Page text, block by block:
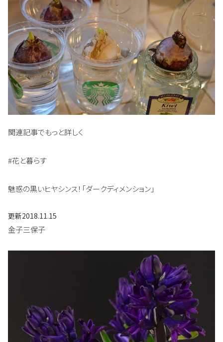
関連記事でもっと詳しく
#花と暮らす
魅惑の黒いヒヤシンス！「ダークディメンション」
更新2018.11.15
金子三保子